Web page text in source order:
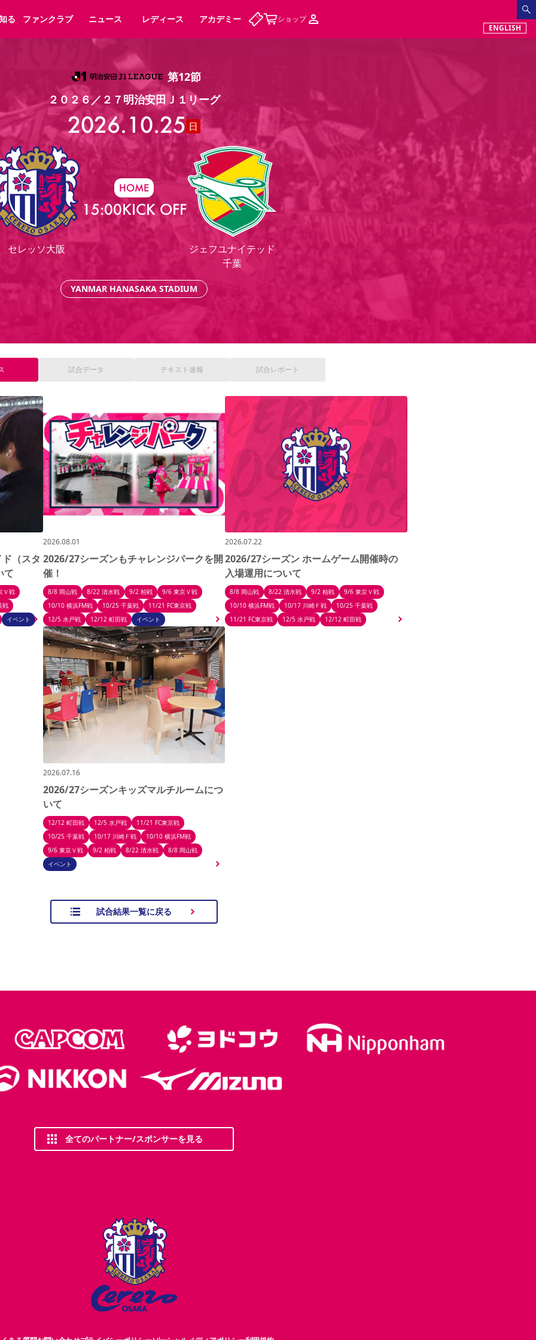
ィース アカデミー ハナサカプレーヤー
法人シーズンシート 福祉サービス
グラム 観戦マナー&ルール
アウェイツアー
る
ッフ セレッソアイデアちょうだいな 応援商店街
ト 活動レポート SPORT POSITIVE LEAGUES
ク長居 セレッソスポーツパーク舞洲
のサッカースクール 大人のサッカースクール
ファンクラブ
まいセレチケット 会員規定
ニュース
パートナー スポーツクラブ メディア
レディース アカデミー
ショップ
ENGLISH
第12節
２０２６／２７明治安田Ｊ１リーグ
2026.10.25 日
セレッソ大阪
HOME
15:00KICK OFF
ジェフユナイテッド
千葉
YANMAR HANASAKA STADIUM
試合データ テキスト 速報 試合レポート
（スタ
て
Ｖ戦
戦
イベント
2026.08.01
2026/27シーズンもチャレンジパークを開
催！
8/8 岡山戦 8/22 清水戦 9/2 柏戦
9/6 東京Ｖ戦
10/10 横浜FM戦
10/25 千葉戦
11/21 FC東京戦
12/5 水戸戦
12/12 町田戦 イベント
2026.07.22
2026/27シーズン ホームゲーム開催時の
入場運用について
8/8 岡山戦 8/22 清水戦 9/2 柏戦
9/6 東京Ｖ戦
10/10 横浜FM戦
10/17 川崎Ｆ戦
10/25 千葉戦
11/21 FC東京戦
12/5 水戸戦 12/12 町田戦
2026.07.16
2026/27シーズンキッズマルチルームにつ
いて
12/12 町田戦 12/5 水戸戦
11/21 FC東京戦
10/25 千葉戦
10/17 川崎Ｆ戦
10/10 横浜FM戦
9/6 東京Ｖ戦
9/2 柏戦 8/22 清水戦
8/8 岡山戦
イベント
試合結果一覧に戻る
全てのパートナー/スポンサーを見る